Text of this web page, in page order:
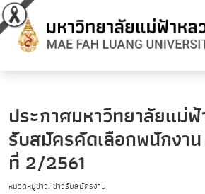
ประกาศมหาวิทยาลัยแม่ฟ้
รับสมัครคัดเลือกพนักงา
ที่ 2/2561
หมวดหมู่ข่าว: ข่าวรับสมัครงาน